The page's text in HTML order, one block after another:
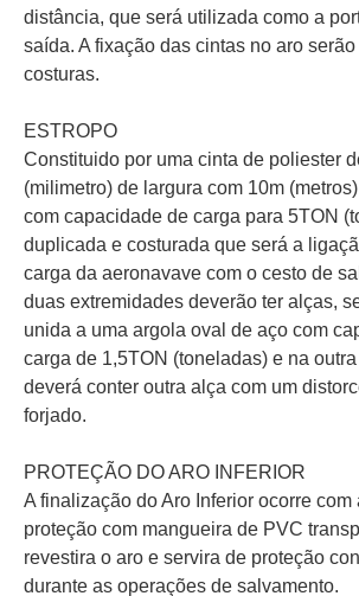
distância, que será utilizada como a
saída. A fixação das cintas no aro
costuras.
ESTROPO
Constituido por uma cinta de poliester
(milimetro) de largura com 10m
com capacidade de carga para 5TON
duplicada e costurada que será a
carga da aeronavave com o cesto de
duas extremidades deverão ter alças,
unida a uma argola oval de aço com
carga de 1,5TON (toneladas) e na
deverá conter outra alça com um
forjado.
PROTEÇÃO DO ARO INFERIOR
A finalização do Aro Inferior ocorre com
proteção com mangueira de PVC
revestira o aro e servira de proteção
durante as operações de salvamento.